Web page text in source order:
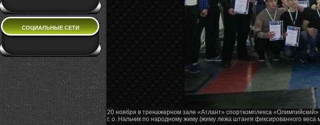
СОЦИАЛЬНЫЕ СЕТИ
20 ноября в тренажерном зале «Атлант» спорткомплекса
г. о. Нальчик по народному жиму (жиму лежа штанги фиксированного веса